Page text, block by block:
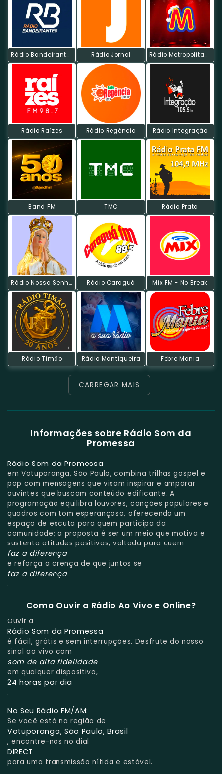
Rádio Bandeirantes AM Rádio Jornal Rádio Metropolitana
Rádio Raízes Rádio Regência Rádio Integração
Band FM TMC Rádio Prata
Rádio Nossa Senhora De Fátima Rádio Caraguá Mix FM - No Break
Rádio Timão Rádio Mantiqueira Febre Mania
CARREGAR MAIS
Informações sobre Rádio Som da
Promessa
Rádio Som da Promessa
em Votuporanga, São Paulo, combina trilhas gospel e
pop com mensagens que visam inspirar e amparar
ouvintes que buscam conteúdo edificante. A
programação equilibra louvores, canções populares e
quadros com tom esperançoso, oferecendo um
espaço de escuta para quem participa da
comunidade; a proposta é ser um meio que motiva e
sustenta atitudes positivas, voltada para quem
faz a diferença
e reforça a crença de que juntos se
faz a diferença
.
Como Ouvir a Rádio Ao Vivo e Online?
Ouvir a
Rádio Som da Promessa
é fácil, grátis e sem interrupções. Desfrute do nosso
sinal ao vivo com
som de alta fidelidade
em qualquer dispositivo,
24 horas por dia
.
No Seu Rádio FM/AM:
Se você está na região de
Votuporanga, São Paulo, Brasil
, encontre-nos no dial
DIRECT
para uma transmissão nítida e estável.